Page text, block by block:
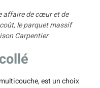
affaire de cœur et de
le parquet massif
Carpentier
est un choix